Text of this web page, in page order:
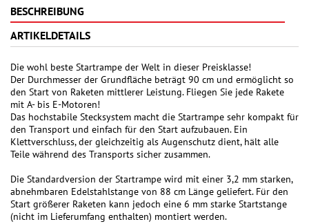
BESCHREIBUNG
ARTIKELDETAILS
Die wohl beste Startrampe der Welt in dieser Preisklasse!
Der Durchmesser der Grundfläche beträgt 90 cm und ermöglicht so
den Start von Raketen mittlerer Leistung. Fliegen Sie jede Rakete
mit A- bis E-Motoren!
Das hochstabile Stecksystem macht die Startrampe sehr kompakt für
den Transport und einfach für den Start aufzubauen. Ein
Klettverschluss, der gleichzeitig als Augenschutz dient, hält alle
Teile während des Transports sicher zusammen.
Die Standardversion der Startrampe wird mit einer 3,2 mm starken,
abnehmbaren Edelstahlstange von 88 cm Länge geliefert. Für den
Start größerer Raketen kann jedoch eine 6 mm starke Startstange
(nicht im Lieferumfang enthalten) montiert werden.